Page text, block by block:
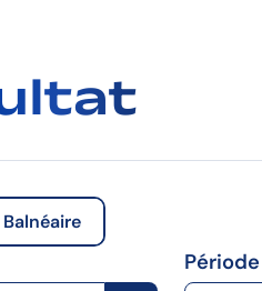
Balnéaire